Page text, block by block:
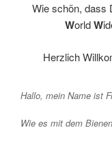
Wie schön, dass
WorldW
Herzlich
Hallo, mein Name ist
Wie es mit dem